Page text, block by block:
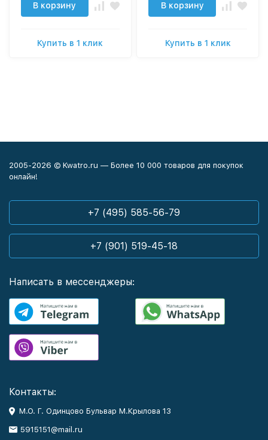
В корзину
Купить в 1 клик
В корзину
Купить в 1 клик
2005-2026 © Kwatro.ru — Более 10 000 товаров для покупок
онлайн!
+7 (495) 585-56-79
+7 (901) 519-45-18
Написать в мессенджеры:
Контакты:
М.О. Г. Одинцово Бульвар М.Крылова 13
5915151@mail.ru